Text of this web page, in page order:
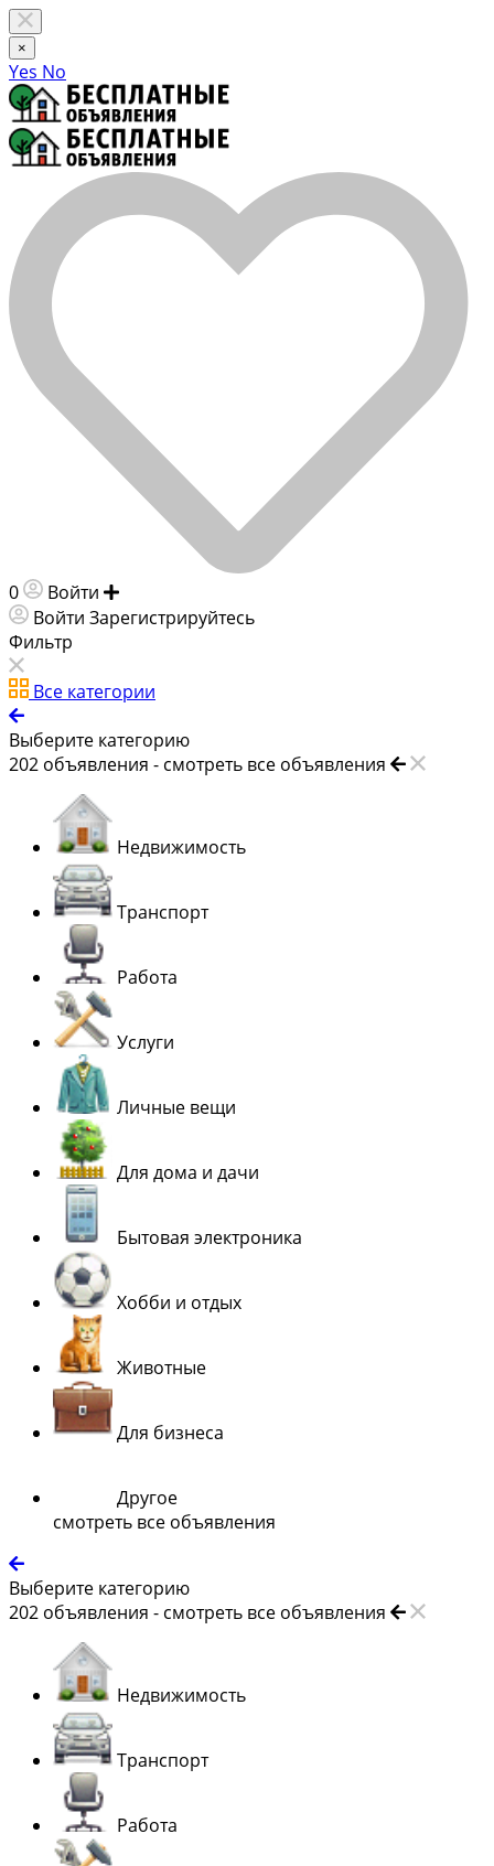
×
Yes No
0 Войти
Войти Зарегистрируйтесь
Фильтр
Все категории
Выберите категорию
202 объявления - смотреть все объявления
Недвижимость
Транспорт
Работа
Услуги
Личные вещи
Для дома и дачи
Бытовая электроника
Хобби и отдых
Животные
Для бизнеса
Другое
смотреть все объявления
Выберите категорию
202 объявления - смотреть все объявления
Недвижимость
Транспорт
Работа